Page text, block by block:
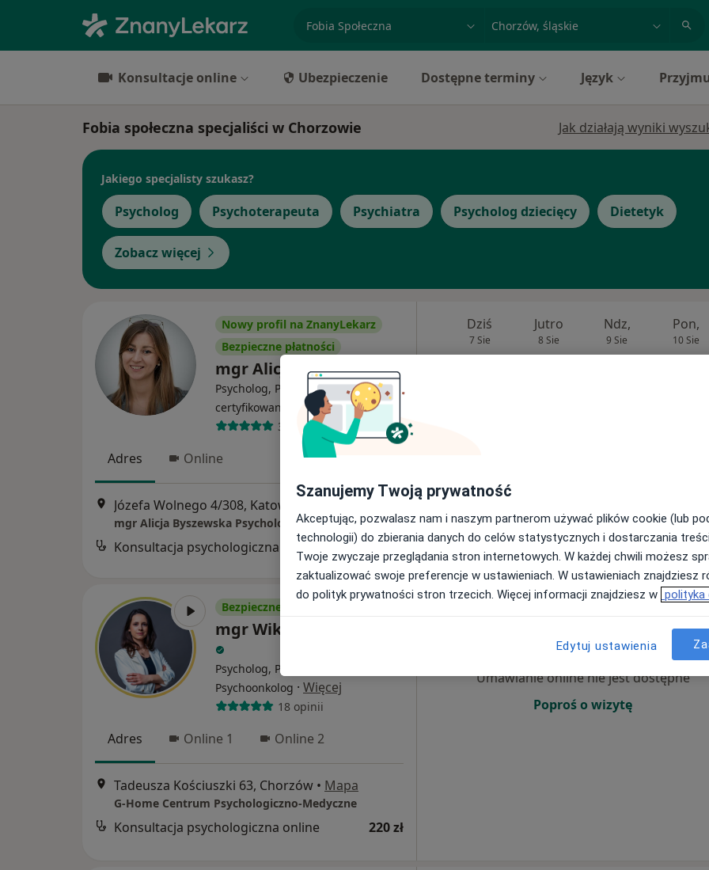
miasto lub dzielnica
Konsultacje online Ubezpieczenie Dostępne terminy Język
Fobia społeczna specjaliści w Chorzowie Jak działają wyniki
Jakiego specjalisty szukasz?
Psycholog Psychoterapeuta Psychiatra Psycholog dziecięcy Dietetyk
Zobacz więcej
Nowy profil na ZnanyLekarz
Bezpieczne płatności
mgr Alicja Byszewska
Psycholog, Psychoterapeuta
certyfikowany
Więcej
3 opinie
Adres Online
Józefa Wolnego 4/308, Katowice Mapa
mgr Alicja Byszewska Psycholog Psychoterapia Gestalt
Konsultacja psychologiczna 200 zł
Dziś
7 Sie
Jutro
8 Sie
Ndz,
9 Sie
Pon,
10 Sie
Bezpieczne płatności
mgr Wiktoria Grozmani
Psycholog, Psycholog dziecięcy,
Psychoonkolog · Więcej
18 opinii
Adres Online 1 Online 2
Tadeusza Kościuszki 63, Chorzów • Mapa
G-Home Centrum Psychologiczno-Medyczne
Konsultacja psychologiczna online 220 zł
Ndz, Pon,
Umawianie online nie jest dostępne
Poproś o wizytę
Szanujemy Twoją prywatność
Akceptując, pozwalasz nam i naszym partnerom używać plików cookie (lub
technologii) do zbierania danych do celów statystycznych i dostarczania
Twoje zwyczaje przeglądania stron internetowych. W każdej chwili możesz
zaktualizować swoje preferencje w ustawieniach. W ustawieniach znajdziesz
do polityk prywatności stron trzecich. Więcej informacji znajdziesz w polityka
Edytuj ustawienia